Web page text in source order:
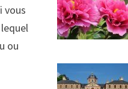
vous
ou